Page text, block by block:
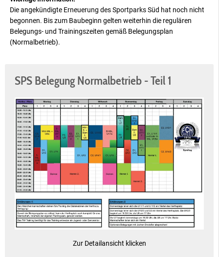
Die angekündigte Erneuerung des Sportparks Süd hat noch nicht
begonnen. Bis zum Baubeginn gelten weiterhin die regulären
Belegungs- und Trainingszeiten gemäß Belegungsplan
(Normalbetrieb).
SPS Belegung Normalbetrieb - Teil 1
Zur Detailansicht klicken